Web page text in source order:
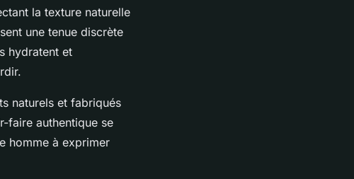
la texture naturelle
une tenue discrète
hydratent et
naturels et fabriqués
faire authentique se
homme à exprimer